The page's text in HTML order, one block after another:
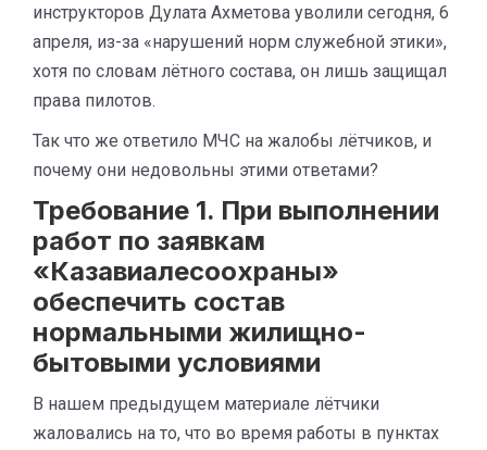
инструкторов Дулата Ахметова уволили сегодня, 6
апреля, из-за «нарушений норм служебной этики»,
хотя по словам лётного состава, он лишь защищал
права пилотов.
Так что же ответило МЧС на жалобы лётчиков, и
почему они недовольны этими ответами?
Требование 1. При выполнении
работ по заявкам
«Казавиалесоохраны»
обеспечить состав
нормальными жилищно-
бытовыми условиями
В нашем предыдущем материале лётчики
жаловались на то, что во время работы в пунктах